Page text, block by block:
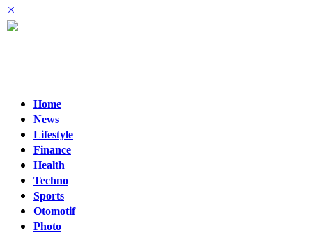
Home
News
Lifestyle
Finance
Health
Techno
Sports
Otomotif
Photo